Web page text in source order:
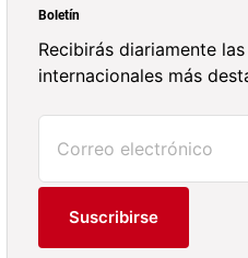
Boletín
Recibirás diariamente
internacionales más
Suscribirse